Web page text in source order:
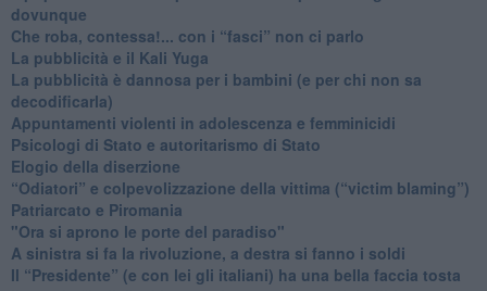
dovunque
​Che roba, contessa!... con i “fasci” non ci parlo
La pubblicità e il Kali Yuga
​La pubblicità è dannosa per i bambini (e per chi non sa
decodificarla)
​Appuntamenti violenti in adolescenza e femminicidi
​Psicologi di Stato e autoritarismo di Stato
Elogio della diserzione
“Odiatori” e colpevolizzazione della vittima (“victim blaming”)
​Patriarcato e Piromania
"Ora si aprono le porte del paradiso"
​A sinistra si fa la rivoluzione, a destra si fanno i soldi
​Il “Presidente” (e con lei gli italiani) ha una bella faccia tosta